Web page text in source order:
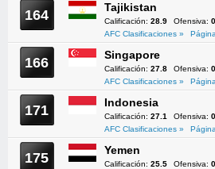
164 Tajikistan
Calificación: 28.9 Ofensiva:
AFC Clasificaciones »
166 Singapore
Calificación: 27.8 Ofensiva:
AFC Clasificaciones »
171 Indonesia
Calificación: 27.1 Ofensiva:
AFC Clasificaciones »
175 Yemen
Calificación: 25.5 Ofensiva: